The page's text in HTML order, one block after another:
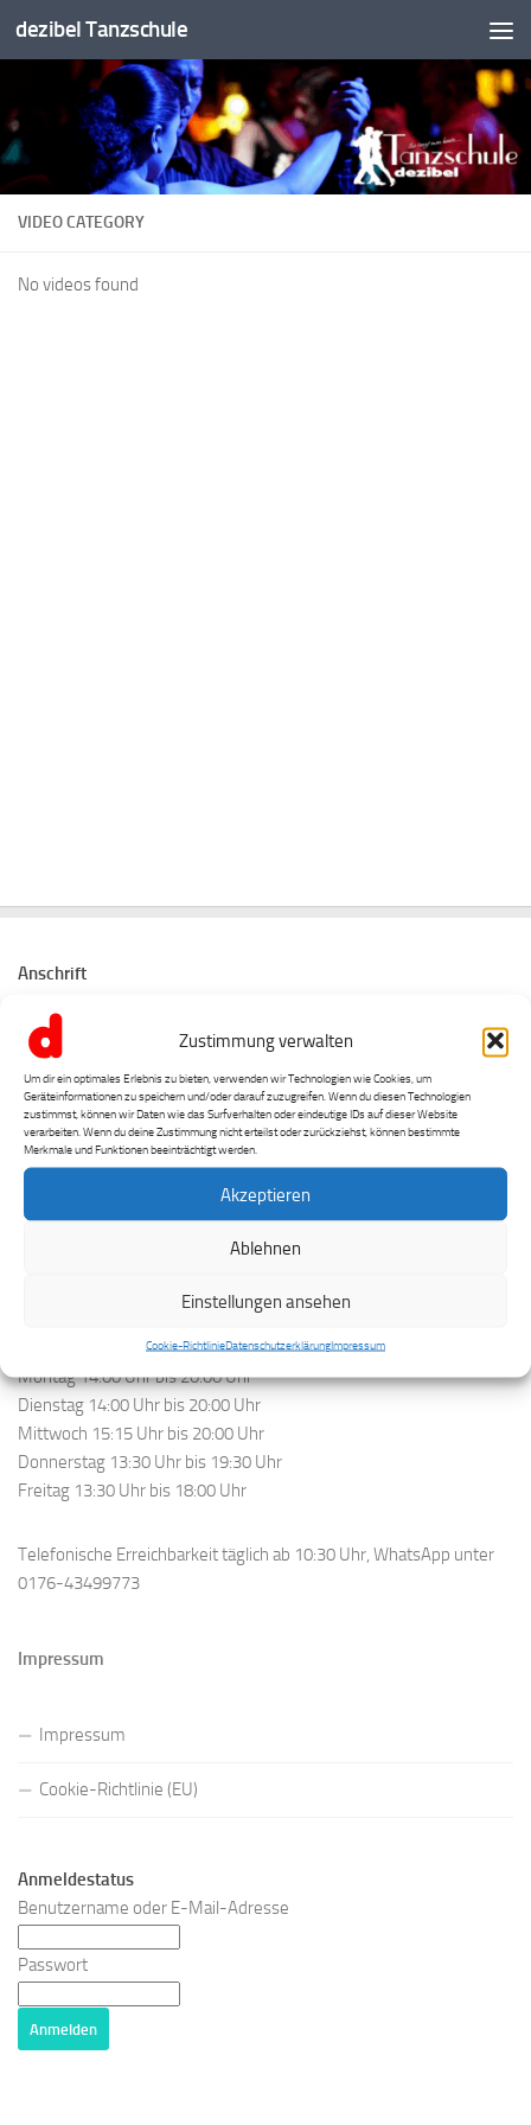
Zustimmung verwalten
Um dir ein optimales Erlebnis zu bieten, verwenden wir Technologien wie Cookies, um
Geräteinformationen zu speichern und/oder darauf zuzugreifen. Wenn du diesen Technologien
zustimmst, können wir Daten wie das Surfverhalten oder eindeutige IDs auf dieser Website
verarbeiten. Wenn du deine Zustimmung nicht erteilst oder zurückziehst, können bestimmte
Merkmale und Funktionen beeinträchtigt werden.
Akzeptieren
Ablehnen
Einstellungen ansehen
Cookie-RichtlinieDatenschutzerklärungImpressum
Unter dem Inhalt
dezibel Tanzschule
VIDEO CATEGORY
No videos found
Anschrift
Tanz- und Musikschule dezibel
Hauptstraße 43
55743 Idar-Oberstein
06781-6661445
0176-43499773
info@musikschule-dezibel.de
www.musikschule-dezibel.de
Montag 14:00 Uhr bis 20:00 Uhr
Dienstag 14:00 Uhr bis 20:00 Uhr
Mittwoch 15:15 Uhr bis 20:00 Uhr
Donnerstag 13:30 Uhr bis 19:30 Uhr
Freitag 13:30 Uhr bis 18:00 Uhr
Telefonische Erreichbarkeit täglich ab 10:30 Uhr, WhatsApp unter
0176-43499773
Impressum
Impressum
Cookie-Richtlinie (EU)
Anmeldestatus
Benutzername oder E-Mail-Adresse
Passwort